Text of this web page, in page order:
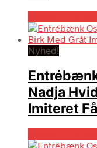
Nyhed!
Nadja
Imiteret